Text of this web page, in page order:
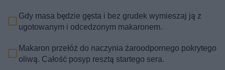
Gdy masa będzie gęsta i bez grudek wymieszaj ją z
ugotowanym i odcedzonym makaronem.
Makaron przełóż do naczynia żaroodpornego pokrytego
oliwą. Całość posyp resztą startego sera.